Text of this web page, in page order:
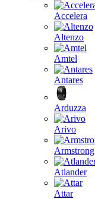
Accelera
Altenzo
Amtel
Antares
Arduzza
Arivo
Armstrong
Atlander
Attar